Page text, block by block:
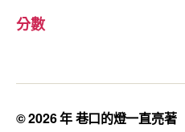
分數
© 2026 年巷口的燈一直亮著